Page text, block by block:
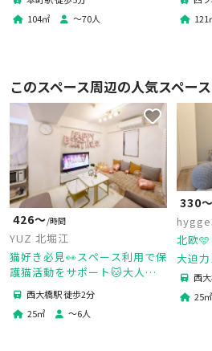
104㎡ 〜70人
内に
121
このスペース周辺の人気スペース
426〜/時間
YUZ 北堀江
猫好き必見👀スペース利用で保
護猫活動をサポート🐱大人可
愛い空間でゆったりしません
か？☕
西大橋駅 徒歩2分
25㎡ 〜6人
330〜
北欧
大迫
💕 西
25㎡